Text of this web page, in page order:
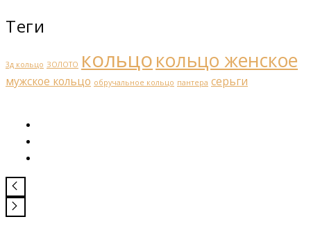
Теги
3д кольцо ЗОЛОТО кольцокольцо женское
мужское кольцо обручальное кольцо пантера серьги